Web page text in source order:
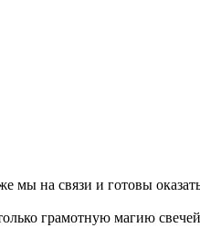
мы на связи и готовы
грамотную магию